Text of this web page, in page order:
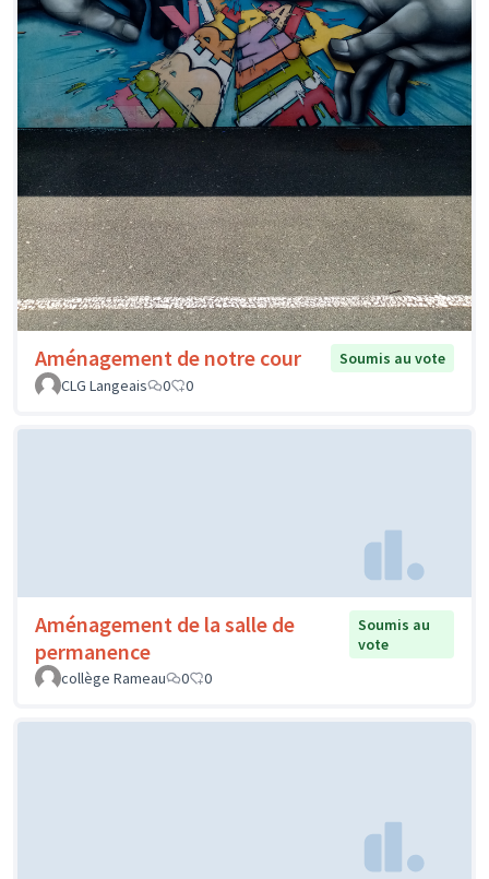
Aménagement de notre cour
Soumis au vote
CLG Langeais
0 0
Aménagement de la salle de
permanence
Soumis au
vote
collège Rameau
0 0